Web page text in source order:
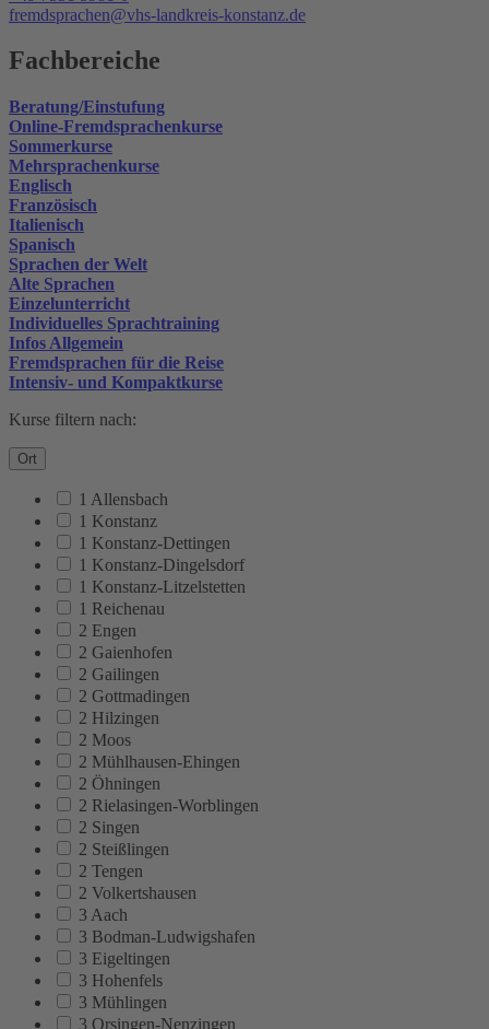
fremdsprachen@vhs-landkreis-konstanz.de
Fachbereiche
Beratung/Einstufung
Online-Fremdsprachenkurse
Sommerkurse
Mehrsprachenkurse
Englisch
Französisch
Italienisch
Spanisch
Sprachen der Welt
Alte Sprachen
Einzelunterricht
Individuelles Sprachtraining
Infos Allgemein
Fremdsprachen für die Reise
Intensiv- und Kompaktkurse
Kurse filtern nach:
Ort
1 Allensbach
1 Konstanz
1 Konstanz-Dettingen
1 Konstanz-Dingelsdorf
1 Konstanz-Litzelstetten
1 Reichenau
2 Engen
2 Gaienhofen
2 Gailingen
2 Gottmadingen
2 Hilzingen
2 Moos
2 Mühlhausen-Ehingen
2 Öhningen
2 Rielasingen-Worblingen
2 Singen
2 Steißlingen
2 Tengen
2 Volkertshausen
3 Aach
3 Bodman-Ludwigshafen
3 Eigeltingen
3 Hohenfels
3 Mühlingen
3 Orsingen-Nenzingen